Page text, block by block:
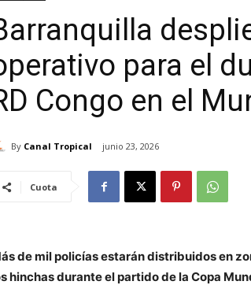
para el
Congo en el
By Canal Tropical junio 23, 2026
Cuota
de mil policías estarán distribuidos en
hinchas durante el partido de la Copa